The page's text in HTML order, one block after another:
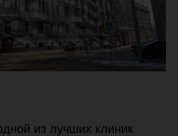
из лучших клиник